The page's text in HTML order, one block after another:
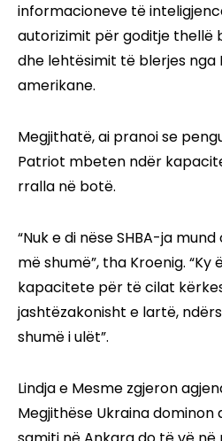
informacioneve të
autorizimit për goditje thellë
dhe lehtësimit të blerjes
amerikane.
Megjithatë, ai pranoi se
Patriot mbeten ndër
rralla në botë.
“Nuk e di nëse SHBA-ja
më shumë”, tha Kroenig. “Ky
kapacitete për të cilat
jashtëzakonisht e lartë,
shumë i ulët”.
Lindja e Mesme zgjeron
Megjithëse Ukraina dominon